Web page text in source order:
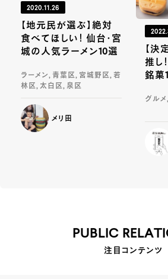
2020.11.26
【地元民が選ぶ】絶対
食べてほしい！ 仙台・宮
城の人気ラーメン10選
ラーメン, 青葉区, 宮城野区, 若
林区, 太白区, 泉区
メリ田
【決
推し
銘菓
グルメ
PUBLIC
注目コンテンツ